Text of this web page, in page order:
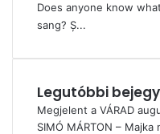
Does anyone know
sang? Ș...
Legutóbbi
Megjelent a VÁRAD
SIMÓ MÁRTON –